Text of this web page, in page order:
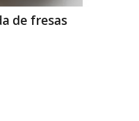
de fresas